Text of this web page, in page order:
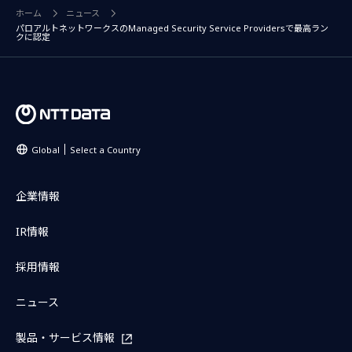
ホーム
ニュース
パロアルトネットワークスのManaged Security Service Providersで最高ラン
クに認定
Global Select a Country
企業情報
IR情報
採用情報
ニュース
製品・サービス情報